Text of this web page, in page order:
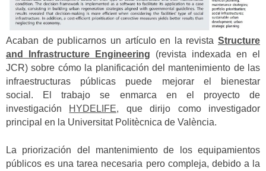
Acaban de publicarnos un artículo en la revista Structure
and Infrastructure Engineering (revista indexada en el
JCR) sobre cómo la planificación del mantenimiento de las
infraestructuras públicas puede mejorar el bienestar
social. El trabajo se enmarca en el proyecto de
investigación HYDELIFE, que dirijo como investigador
principal en la Universitat Politècnica de València.
La priorización del mantenimiento de los equipamientos
públicos es una tarea necesaria pero compleja, debido a la